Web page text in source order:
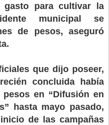
gasto para cultivar la
municipal se
de pesos, aseguró
que dijo poseer,
concluida había
en “Difusión en
hasta mayo pasado,
de las campañas